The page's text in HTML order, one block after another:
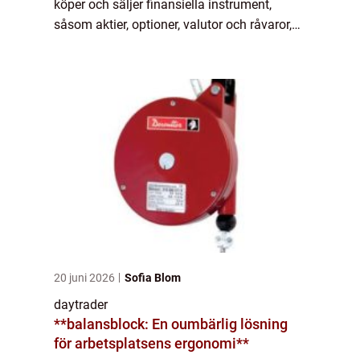
köper och säljer finansiella instrument,
såsom aktier, optioner, valutor och råvaror,
20 juni 2026 Sofia Blom
daytrader
**balansblock: En oumbärlig lösning
för arbetsplatsens ergonomi**